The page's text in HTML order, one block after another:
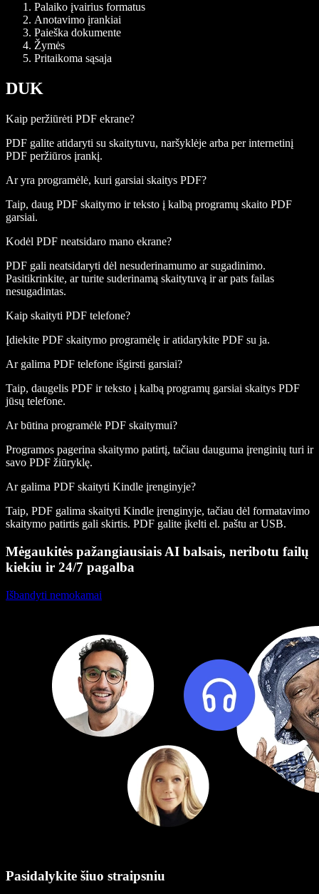
Palaiko įvairius formatus
Anotavimo įrankiai
Paieška dokumente
Žymės
Pritaikoma sąsaja
DUK
Kaip peržiūrėti PDF ekrane?
PDF galite atidaryti su skaitytuvu, naršyklėje arba per internetinį
PDF peržiūros įrankį.
Ar yra programėlė, kuri garsiai skaitys PDF?
Taip, daug PDF skaitymo ir teksto į kalbą programų skaito PDF
garsiai.
Kodėl PDF neatsidaro mano ekrane?
PDF gali neatsidaryti dėl nesuderinamumo ar sugadinimo.
Pasitikrinkite, ar turite suderinamą skaitytuvą ir ar pats failas
nesugadintas.
Kaip skaityti PDF telefone?
Įdiekite PDF skaitymo programėlę ir atidarykite PDF su ja.
Ar galima PDF telefone išgirsti garsiai?
Taip, daugelis PDF ir teksto į kalbą programų garsiai skaitys PDF
jūsų telefone.
Ar būtina programėlė PDF skaitymui?
Programos pagerina skaitymo patirtį, tačiau dauguma įrenginių turi ir
savo PDF žiūryklę.
Ar galima PDF skaityti Kindle įrenginyje?
Taip, PDF galima skaityti Kindle įrenginyje, tačiau dėl formatavimo
skaitymo patirtis gali skirtis. PDF galite įkelti el. paštu ar USB.
Mėgaukitės pažangiausiais AI balsais, neribotu failų
kiekiu ir 24/7 pagalba
Išbandyti nemokamai
Pasidalykite šiuo straipsniu